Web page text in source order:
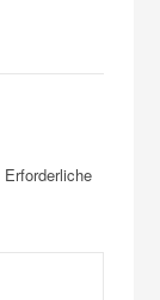
Erforderliche